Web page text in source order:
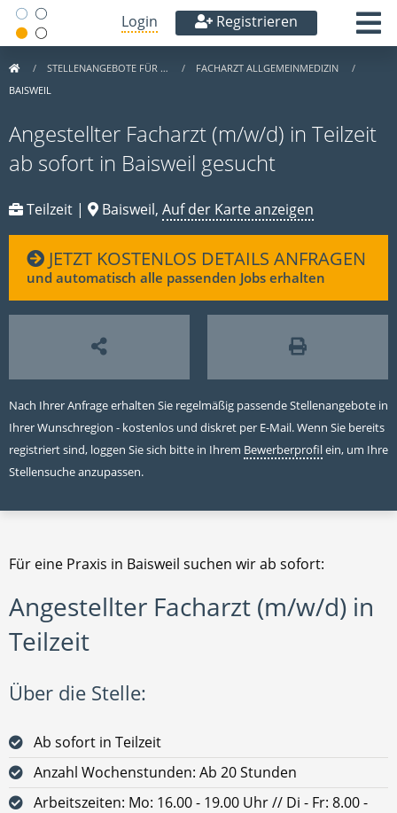
Login Registrieren
STELLENANGEBOTE FÜR …
FACHARZT ALLGEMEINMEDIZIN
BAISWEIL
Angestellter Facharzt (m/w/d) in Teilzeit
ab sofort in Baisweil gesucht
Teilzeit | Baisweil, Auf der Karte anzeigen
JETZT KOSTENLOS DETAILS ANFRAGEN
und automatisch alle passenden Jobs erhalten
Nach Ihrer Anfrage erhalten Sie regelmäßig passende Stellenangebote in
Ihrer Wunschregion - kostenlos und diskret per E-Mail. Wenn Sie bereits
registriert sind, loggen Sie sich bitte in Ihrem Bewerberprofilein, um Ihre
Stellensuche anzupassen.
Für eine Praxis in Baisweil suchen wir ab sofort:
Angestellter Facharzt (m/w/d) in
Teilzeit
Über die Stelle:
Ab sofort in Teilzeit
Anzahl Wochenstunden: Ab 20 Stunden
Arbeitszeiten: Mo: 16.00 - 19.00 Uhr // Di - Fr: 8.00 -